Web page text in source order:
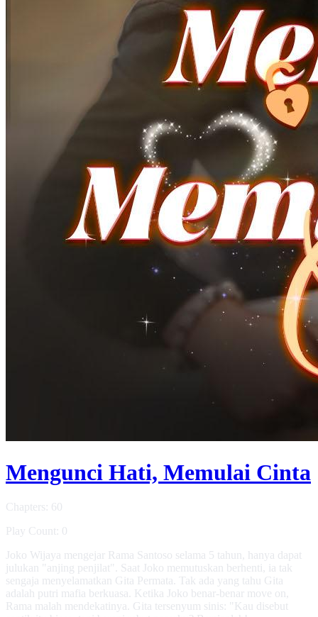
Mengunci Hati, Memulai Cinta
Chapters: 60
Play Count: 0
Joko Wijaya mengejar Rama Santoso selama 5 tahun, hanya dapat
julukan "anjing penjilat". Saat Joko memutuskan berhenti, ia tak
sengaja menyelamatkan Gita Permata. Tak ada yang tahu Gita
adalah putri mafia berkuasa. Ketika Joko benar-benar move on,
Rama malah mendekatinya. Gita tersenyum sinis: "Kau disebut